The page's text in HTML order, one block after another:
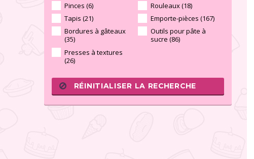
Pinces (6)
Rouleaux (18)
Tapis (21)
Emporte-pièces (167)
Bordures à gâteaux
(35)
Outils pour pâte à
sucre (86)
Presses à textures
(26)
RÉINITIALISER LA RECHERCHE